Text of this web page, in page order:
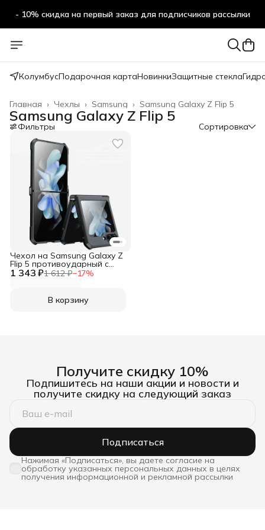
- 10% скидка на первый заказ для подписчиков рассылки
КолумбусПодарочная картаНовинкиЗащитные стекла
Samsung Galaxy Z Flip 5
Samsung ›
Чехлы ›
Главная ›
Samsung Galaxy Z Flip 5
Фильтры Сортировка
1 343 ₽1 612 ₽−17%
Чехол на Samsung Galaxy Z
Flip 5 противоударный с
усиленными углами XUNDD
В корзину
Получите скидку 10%
Подпишитесь на наши акции и новости и
получите скидку на следующий заказ
Подписаться
Нажимая «Подписаться», вы даете согласие на
обработку указанных персональных данных в целях
получения информационной и рекламной рассылки